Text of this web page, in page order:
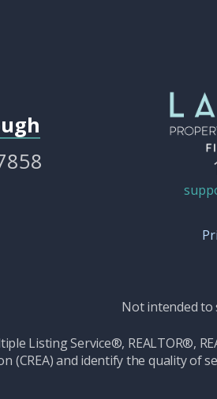
Not intended to
Listing Service®, REALTOR®,
(CREA) and identify the quality of